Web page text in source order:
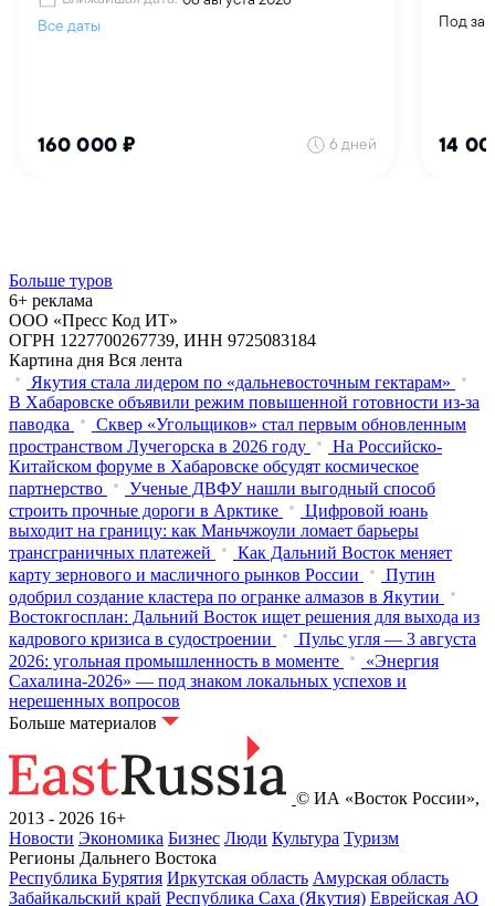
Больше туров
6+ реклама
ООО «Пресс Код ИТ»
ОГРН 1227700267739, ИНН 9725083184
Картина дня Вся лента
Якутия стала лидером по «дальневосточным гектарам»
В Хабаровске объявили режим повышенной готовности из‑за
паводка
Сквер «Угольщиков» стал первым обновленным
пространством Лучегорска в 2026 году
На Российско-
Китайском форуме в Хабаровске обсудят космическое
партнерство
Ученые ДВФУ нашли выгодный способ
строить прочные дороги в Арктике
Цифровой юань
выходит на границу: как Маньчжоули ломает барьеры
трансграничных платежей
Как Дальний Восток меняет
карту зернового и масличного рынков России
Путин
одобрил создание кластера по огранке алмазов в Якутии
Востокгосплан: Дальний Восток ищет решения для выхода из
кадрового кризиса в судостроении
Пульс угля — 3 августа
2026: угольная промышленность в моменте
«Энергия
Сахалина-2026» — под знаком локальных успехов и
нерешенных вопросов
Больше материалов
© ИА «Восток России»,
2013 - 2026 16+
Новости Экономика Бизнес Люди Культура Туризм
Регионы Дальнего Востока
Республика Бурятия Иркутская область Амурская область
Забайкальский край Республика Саха (Якутия) Еврейская АО